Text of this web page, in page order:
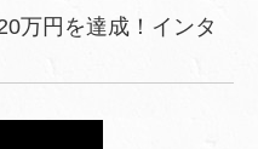
万円を達成！インタ